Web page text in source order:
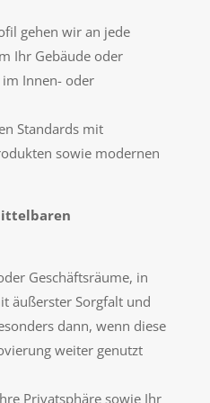
gehen wir an jede
Ihr Gebäude oder
Innen- oder
Standards mit
sowie modernen
Geschäftsräume, in
äußerster Sorgfalt und
dann, wenn diese
weiter genutzt
Privatsphäre sowie Ihr